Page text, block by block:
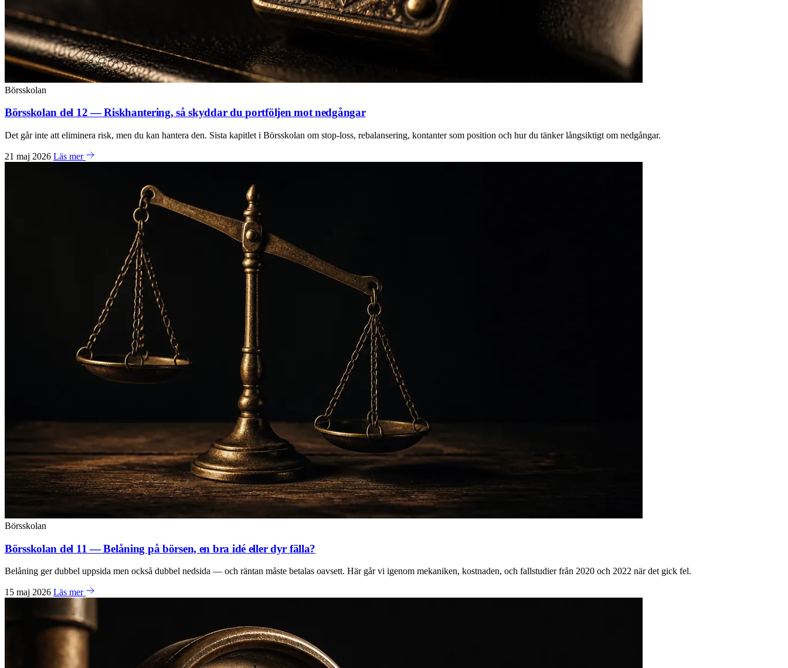
Börsskolan
Börsskolan del 12 — Riskhantering, så skyddar du portföljen mot nedgångar
Det går inte att eliminera risk, men du kan hantera den. Sista kapitlet i Börsskolan om stop-loss, rebalansering, kontanter som position och hur du tänker långsiktigt om nedgångar.
21 maj 2026 Läs mer
Börsskolan
Börsskolan del 11 — Belåning på börsen, en bra idé eller dyr fälla?
Belåning ger dubbel uppsida men också dubbel nedsida — och räntan måste betalas oavsett. Här går vi igenom mekaniken, kostnaden, och fallstudier från 2020 och 2022 när det gick fel.
15 maj 2026 Läs mer